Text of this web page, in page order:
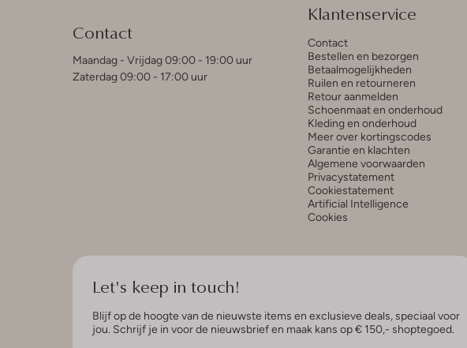
Contact
Maandag - Vrijdag 09:00 - 19:00 uur
Zaterdag 09:00 - 17:00 uur
Klantenservice
Contact
Bestellen en bezorgen
Betaalmogelijkheden
Ruilen en retourneren
Retour aanmelden
Schoenmaat en onderhoud
Kleding en onderhoud
Meer over kortingscodes
Garantie en klachten
Algemene voorwaarden
Privacystatement
Cookiestatement
Artificial Intelligence
Cookies
Let's keep in touch!
Blijf op de hoogte van de nieuwste items en exclusieve deals, speciaal voor
jou. Schrijf je in voor de nieuwsbrief en maak kans op € 150,- shoptegoed.